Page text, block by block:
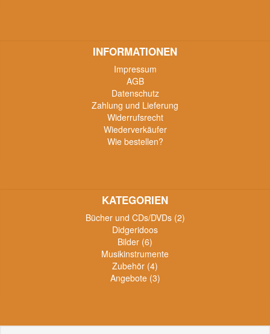
INFORMATIONEN
Impressum
AGB
Datenschutz
Zahlung und Lieferung
Widerrufsrecht
Wiederverkäufer
Wie bestellen?
KATEGORIEN
Bücher und CDs/DVDs (2)
Didgeridoos
Bilder (6)
Musikinstrumente
Zubehör (4)
Angebote (3)